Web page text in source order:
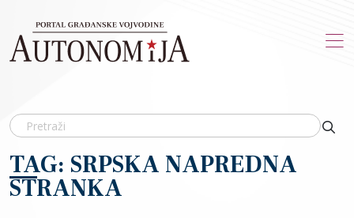
TAG: SRPSKA NAPREDNA
STRANKA